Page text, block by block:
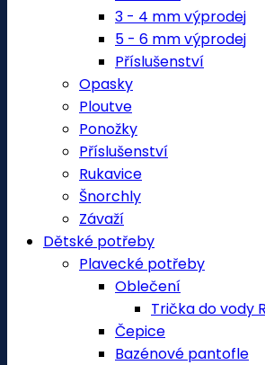
3 - 4 mm výprodej
5 - 6 mm výprodej
Příslušenství
Opasky
Ploutve
Ponožky
Příslušenství
Rukavice
Šnorchly
Závaží
Dětské potřeby
Plavecké potřeby
Oblečení
Trička do vody
Čepice
Bazénové pantofle